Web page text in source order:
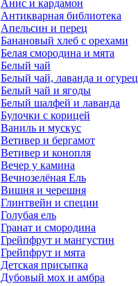
Анис и кардамон
Антикварная библиотека
Апельсин и перец
Банановый хлеб с орехами
Белая смородина и мята
Белый чай
Белый чай, лаванда и огурец
Белый чай и ягоды
Белый шалфей и лаванда
Булочки с корицей
Ваниль и мускус
Ветивер и бергамот
Ветивер и конопля
Вечер у камина
Вечнозелёная Ель
Вишня и черешня
Глинтвейн и специи
Голубая ель
Гранат и смородина
Грейпфрут и мангустин
Грейпфрут и мята
Детская присыпка
Дубовый мох и амбра